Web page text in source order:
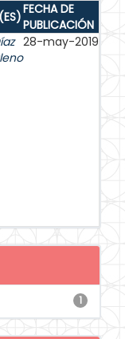
FECHA DE
PUBLICACIÓN
28-may-2019
1